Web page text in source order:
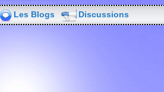
Les Blogs Discussions